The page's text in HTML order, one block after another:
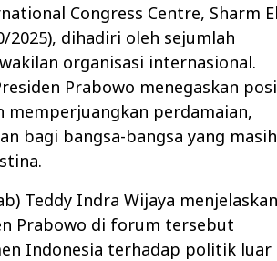
Congress Centre, Sharm
2025), dihadiri oleh sejumlah
organisasi internasional.
Prabowo menegaskan
memperjuangkan perdamaian,
bagi bangsa-bangsa yang masih
Teddy Indra Wijaya menjelaskan
Prabowo di forum tersebut
Indonesia terhadap politik luar